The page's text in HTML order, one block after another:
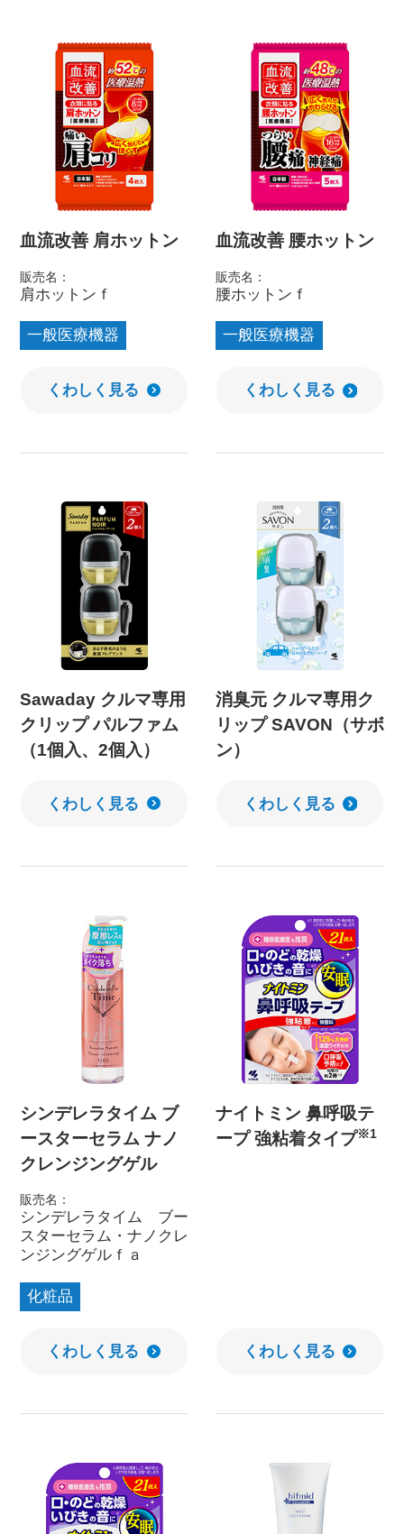
血流改善 肩ホットン
販売名：
肩ホットンｆ
一般医療機器
くわしく見る
血流改善 腰ホットン
販売名：
腰ホットンｆ
一般医療機器
くわしく見る
Sawaday クルマ専用
クリップ パルファム
（1個入、2個入）
くわしく見る
消臭元 クルマ専用ク
リップ SAVON（サボ
ン）
くわしく見る
シンデレラタイム ブ
ースターセラム ナノ
クレンジングゲル
販売名：
シンデレラタイム ブー
スターセラム・ナノクレ
ンジングゲルｆａ
化粧品
くわしく見る
ナイトミン 鼻呼吸テ
ープ 強粘着タイプ※1
くわしく見る